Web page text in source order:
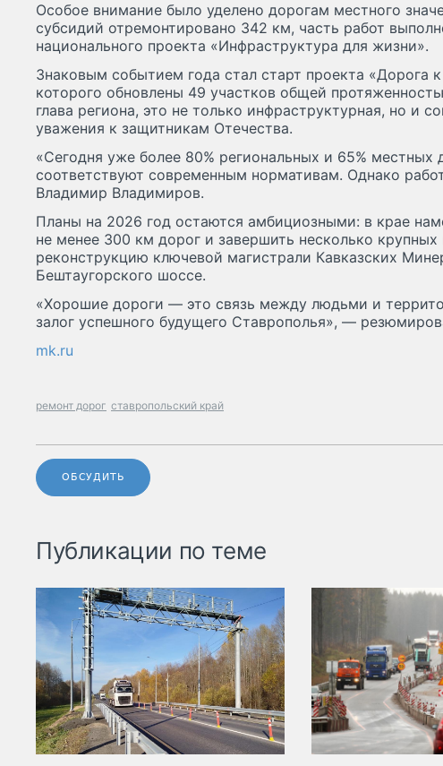
Особое внимание было уделено дорогам местного
субсидий отремонтировано 342 км, часть работ
национального проекта «Инфраструктура для жизни».
Знаковым событием года стал старт проекта «Дорога
которого обновлены 49 участков общей
глава региона, это не только инфраструктурная, но и
уважения к защитникам Отечества.
«Сегодня уже более 80% региональных и 65% местных
соответствуют современным нормативам. Однако
Владимир Владимиров.
Планы на 2026 год остаются амбициозными: в крае
не менее 300 км дорог и завершить несколько
реконструкцию ключевой магистрали Кавказских
Бештаугорского шоссе.
«Хорошие дороги — это связь между людьми и
залог успешного будущего Ставрополья», —
mk.ru
ремонт дорог ставропольский край
ОБСУДИТЬ
Публикации по теме